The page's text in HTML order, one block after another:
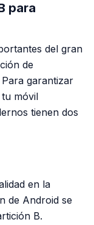
para
del gran
de
Para garantizar
móvil
tienen dos
en la
de Android se
B.